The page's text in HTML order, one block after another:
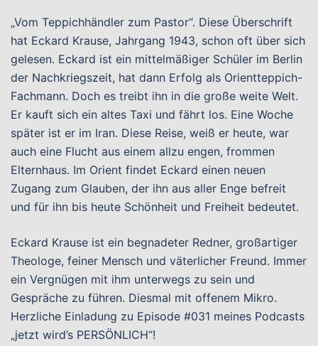
„Vom Teppichhändler zum Pastor“. Diese Überschrift
hat Eckard Krause, Jahrgang 1943, schon oft über sich
gelesen. Eckard ist ein mittelmäßiger Schüler im Berlin
der Nachkriegszeit, hat dann Erfolg als Orientteppich-
Fachmann. Doch es treibt ihn in die große weite Welt.
Er kauft sich ein altes Taxi und fährt los. Eine Woche
später ist er im Iran. Diese Reise, weiß er heute, war
auch eine Flucht aus einem allzu engen, frommen
Elternhaus. Im Orient findet Eckard einen neuen
Zugang zum Glauben, der ihn aus aller Enge befreit
und für ihn bis heute Schönheit und Freiheit bedeutet.
Eckard Krause ist ein begnadeter Redner, großartiger
Theologe, feiner Mensch und väterlicher Freund. Immer
ein Vergnügen mit ihm unterwegs zu sein und
Gespräche zu führen. Diesmal mit offenem Mikro.
Herzliche Einladung zu Episode #031 meines Podcasts
„jetzt wird’s PERSÖNLICH“!